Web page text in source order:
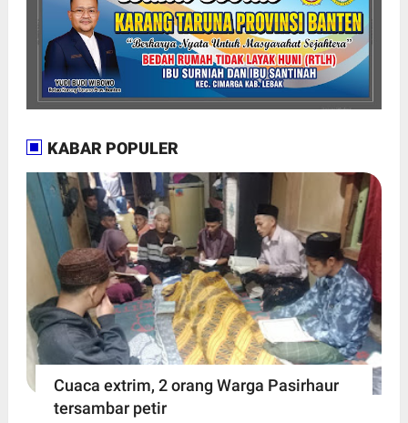
KABAR POPULER
Cuaca extrim, 2 orang Warga Pasirhaur
tersambar petir